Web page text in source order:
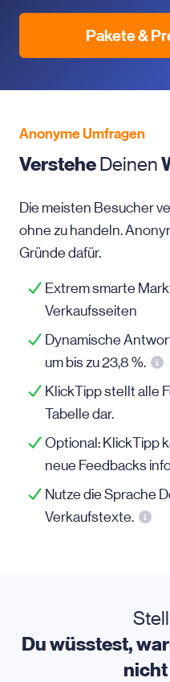
Pakete &
Anonyme Umfragen
VersteheDeinen
Die meisten Besucher
ohne zu handeln.
Gründe dafür.
Extrem smarte
Verkaufsseiten
Dynamische
um bis zu 23,8 %.
KlickTipp stellt alle
Tabelle dar.
Optional: KlickTipp
neue Feedbacks
Nutze die Sprache
Verkaufstexte.
Du wüsstest,